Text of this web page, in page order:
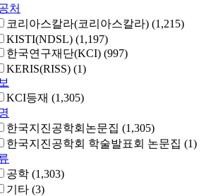
처
코리아스칼라(코리아스칼라) (1,215)
KISTI(NDSL) (1,197)
한국연구재단(KCI) (997)
KERIS(RISS) (1)
KCI등재 (1,305)
한국지진공학회논문집 (1,305)
한국지진공학회 학술발표회 논문집 (1)
공학 (1,303)
기타 (3)